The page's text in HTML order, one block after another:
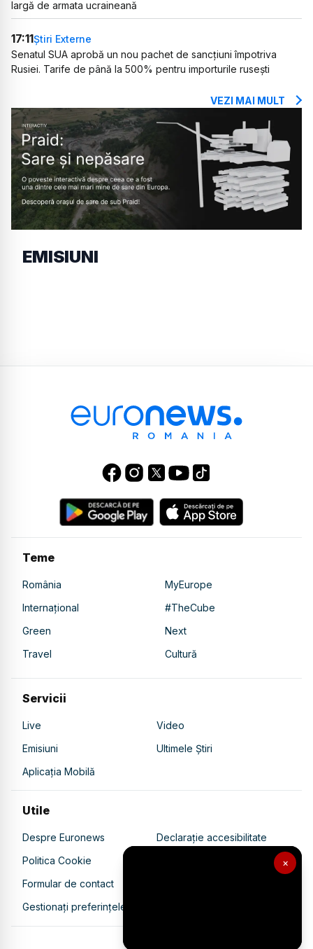
×
largă de armata ucraineană
17:11Știri Externe
Senatul SUA aprobă un nou pachet de sancțiuni împotriva
Rusiei. Tarife de până la 500% pentru importurile rusești
VEZI MAI MULT
EMISIUNI
Teme
România
MyEurope
Internațional
#TheCube
Green
Next
Travel
Cultură
Servicii
Live
Video
Emisiuni
Ultimele Știri
Aplicația Mobilă
Utile
Despre Euronews
Declarație accesibilitate
Politica Cookie
Politica de confidențialitate
Formular de contact
Gestionați preferințele